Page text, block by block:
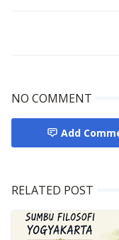
NO COMMENT
Add
RELATED POST